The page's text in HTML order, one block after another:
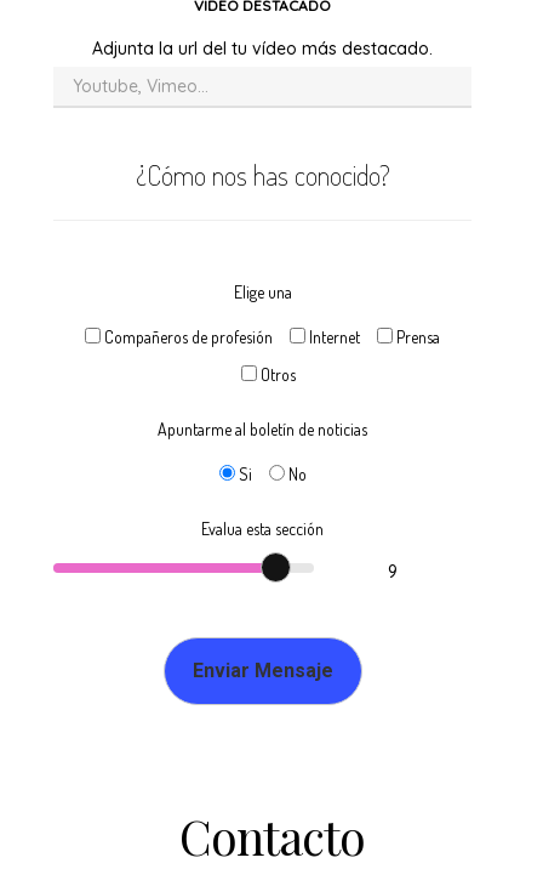
VIDEO DESTACADO
Adjunta la url del tu vídeo más destacado.
¿Cómo nos has conocido?
Elige una
Compañeros de profesión Internet
Prensa
Otros
Apuntarme al boletín de noticias
Si No
Evalua esta sección
9
Contacto